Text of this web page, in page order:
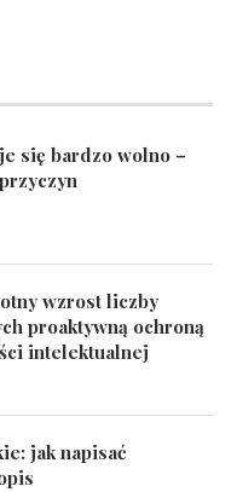
się bardzo wolno –
wzrost liczby
proaktywną ochroną
intelektualnej
jak napisać